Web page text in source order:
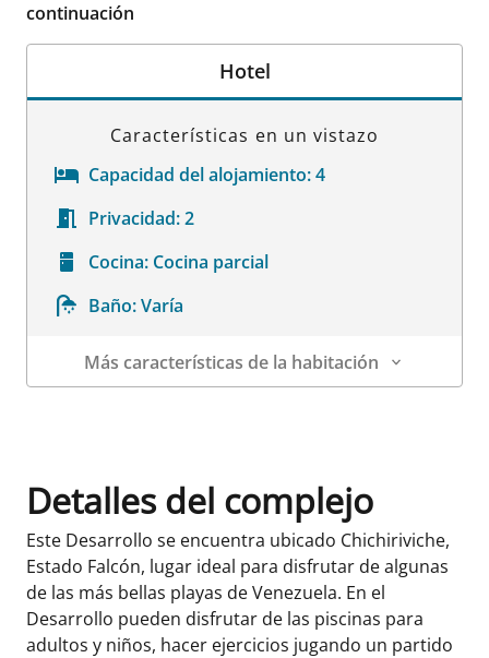
continuación
Hotel
Características en un vistazo
Capacidad del alojamiento:4
Privacidad:2
Cocina: Cocina parcial
Baño:Varía
Más características de la habitación
Detalles del complejo
Este Desarrollo se encuentra ubicado Chichiriviche,
Estado Falcón, lugar ideal para disfrutar de algunas
de las más bellas playas de Venezuela. En el
Desarrollo pueden disfrutar de las piscinas para
adultos y niños, hacer ejercicios jugando un partido